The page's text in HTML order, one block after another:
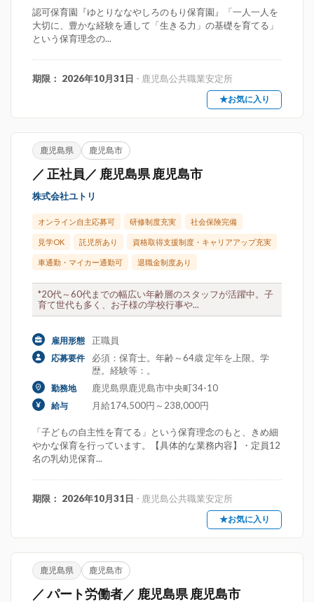
認可保育園『ゆとりななやしろのもり保育園』「一人一人を
大切に、豊かな経験を通して「生きる力」の基礎を育てる」
という保育理念の...
期限： 2026年10月31日 - 鹿児島公共職業安定所
★お気に入り
鹿児島県 鹿児島市
／ 正社員／ 鹿児島県 鹿児島市
株式会社ユトリ
オンライン自主応募可 研修制度充実 社会保険完備
見学OK 託児所あり 資格取得支援制度・キャリアアップ充実
車通勤・マイカー通勤可 退職金制度あり
*20代～60代までの幅広い年齢層のスタッフが活躍中。子
育て世代も多く、お子様の学校行事や...
雇用形態 正職員
応募要件
必須：保育士。年齢～64歳 定年を上限。学
歴。経験等：。
勤務地 鹿児島県鹿児島市中央町34-10
給与 月給174,500円～238,000円
「子どもの自主性を育てる」という保育理念のもと、きめ細
やかな保育を行っています。【具体的な業務内容】・定員12
名の乳幼児保育...
期限： 2026年10月31日 - 鹿児島公共職業安定所
★お気に入り
鹿児島県 鹿児島市
／ パート労働者／ 鹿児島県 鹿児島市